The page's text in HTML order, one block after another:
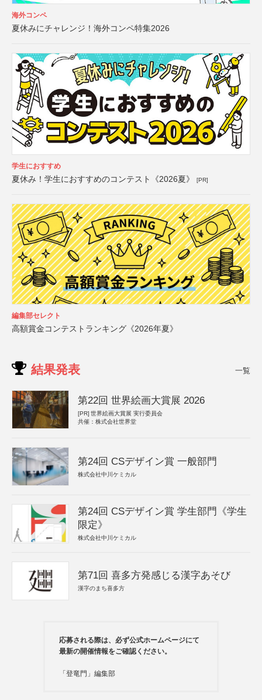
海外コンペ
夏休みにチャレンジ！海外コンペ特集2026
学生におすすめ
夏休み！学生におすすめのコンテスト《2026夏》 [PR]
編集部セレクト
高額賞金コンテストランキング《2026年夏》
結果発表 一覧
第22回 世界絵画大賞展 2026
[PR] 世界絵画大賞展 実行委員会
共催：株式会社世界堂
第24回 CSデザイン賞 一般部門
株式会社中川ケミカル
第24回 CSデザイン賞 学生部門《学生
限定》
株式会社中川ケミカル
第71回 喜多方発感じる漢字あそび
漢字のまち喜多方
応募される際は、必ず公式ホームページにて
最新の開催情報をご確認ください。
「登竜門」編集部